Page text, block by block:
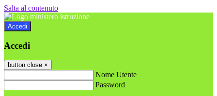
Salta al contenuto
Accedi
Accedi
button close ×
Nome Utente
Password